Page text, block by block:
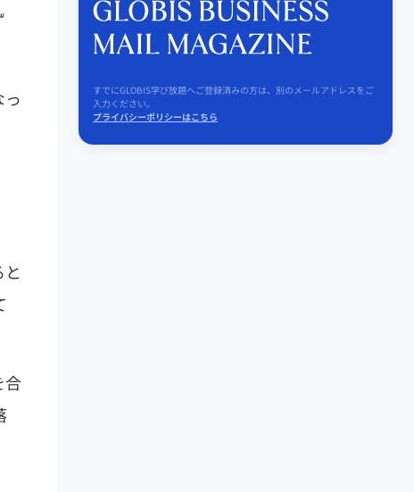
合
すでにGLOBIS学び放題へご登録済みの方は、別のメールアドレスをご
入力ください。
プライバシーポリシーはこちら